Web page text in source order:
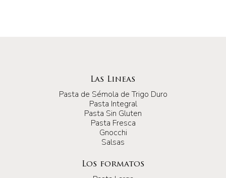
Las Lineas
Pasta de Sémola de Trigo Duro
Pasta Integral
Pasta Sin Gluten
Pasta Fresca
Gnocchi
Salsas
Los formatos